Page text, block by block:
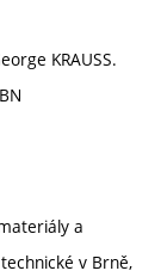
KRAUSS.
a
v Brně,